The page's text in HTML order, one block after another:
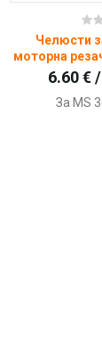
Челюсти
моторна
6.60 €
За MS